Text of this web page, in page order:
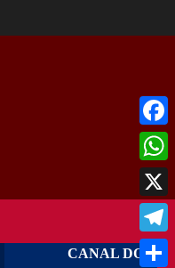
CANAL DO
X